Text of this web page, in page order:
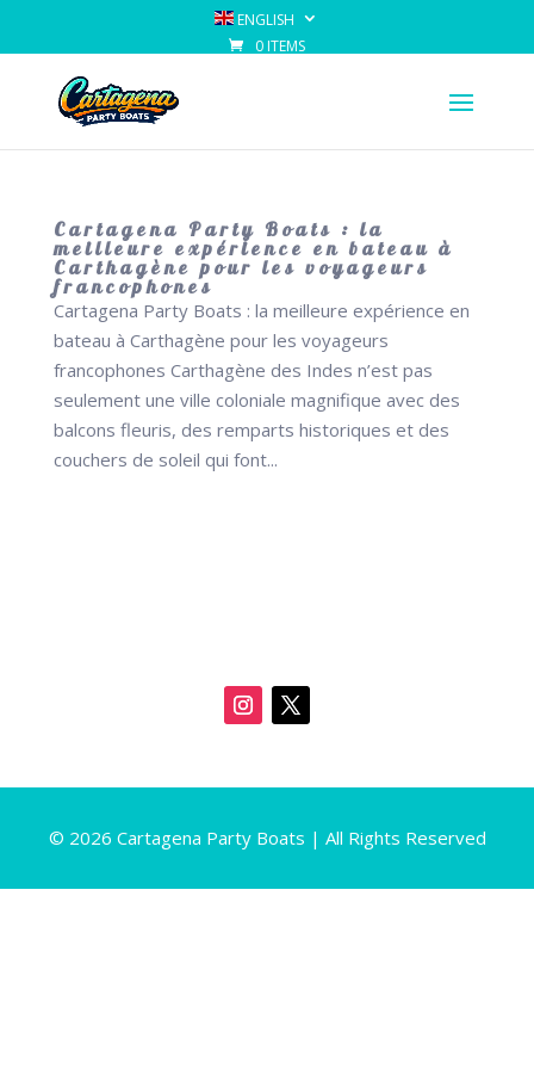
ENGLISH
0 ITEMS
Cartagena Party Boats : la
meilleure expérience en bateau à
Carthagène pour les voyageurs
francophones
Cartagena Party Boats : la meilleure expérience en
bateau à Carthagène pour les voyageurs
francophones Carthagène des Indes n’est pas
seulement une ville coloniale magnifique avec des
balcons fleuris, des remparts historiques et des
couchers de soleil qui font...
© 2026 Cartagena Party Boats | All Rights Reserved